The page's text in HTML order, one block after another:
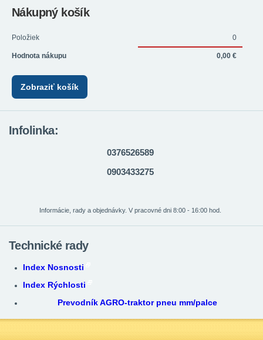
Nákupný košík
Položiek 0
Hodnota nákupu 0,00 €
Zobraziť košík
Infolinka:
0376526589
0903433275
Informácie, rady a objednávky. V pracovné dni 8:00 - 16:00 hod.
Technické rady
Index Nosnosti
Index Rýchlosti
Prevodník AGRO-traktor pneu mm/palce